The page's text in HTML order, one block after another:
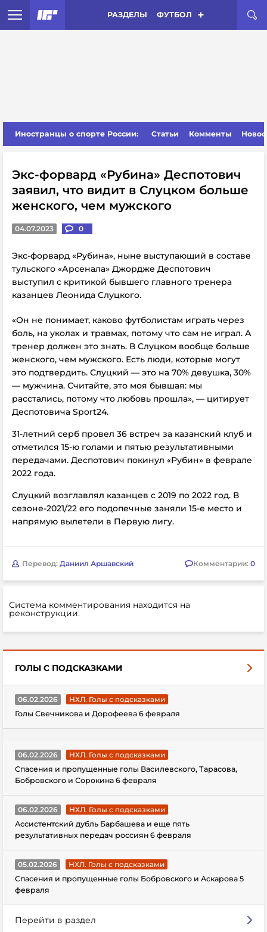
РАЗДЕЛЫ ФУТБОЛ
Иностранцы о спорте России: Статьи Комменты
Экс-форвард «Рубина» Деспотович
заявил, что видит в Слуцком больше
женского, чем мужского
04.07.2023 0
Экс-форвард «Рубина», ныне выступающий в составе
тульского «Арсенала» Джордже Деспотович
выступил с критикой бывшего главного тренера
казанцев Леонида Слуцкого.
«Он не понимает, каково футболистам играть через
боль, на уколах и травмах, потому что сам не играл. А
тренер должен это знать. В Слуцком вообще больше
женского, чем мужского. Есть люди, которые могут
это подтвердить. Слуцкий — это на 70% девушка, 30%
— мужчина. Считайте, это моя бывшая: мы
расстались, потому что любовь прошла», — цитирует
Деспотовича Sport24.
31-летний серб провел 36 встреч за казанский клуб и
отметился 15-ю голами и пятью результативными
передачами. Деспотович покинул «Рубин» в феврале
2022 года.
Слуцкий возглавлял казанцев с 2019 по 2022 год. В
сезоне-2021/22 его подопечные заняли 15-е место и
напрямую вылетели в Первую лигу.
Перевод: Даниил Аршавский Комментарии: 0
Система комментирования находится на
реконструкции.
ГОЛЫ С ПОДСКАЗКАМИ
06.02.2026
НХЛ. Голы с подсказками
Голы Свечникова и Дорофеева 6 февраля
06.02.2026
НХЛ. Голы с подсказками
Спасения и пропущенные голы Василевского, Тарасова,
Бобровского и Сорокина 6 февраля
06.02.2026
НХЛ. Голы с подсказками
Ассистентский дубль Барбашева и еще пять
результативных передач россиян 6 февраля
05.02.2026
НХЛ. Голы с подсказками
Спасения и пропущенные голы Бобровского и Аскарова 5
февраля
Перейти в раздел